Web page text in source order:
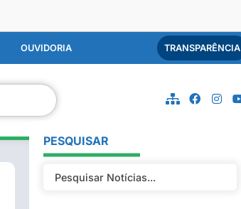
OUVIDORIA TRANSPARÊNCIA
PESQUISAR